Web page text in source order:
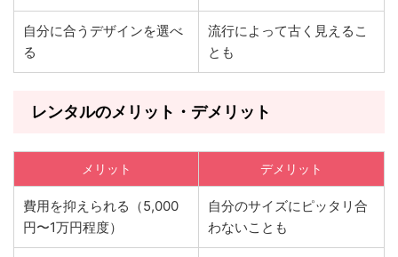
自分に合うデザインを選べ
る
流行によって古く見えるこ
とも
レンタルのメリット・デメリット
メリット デメリット
費用を抑えられる（5,000
円〜1万円程度）
自分のサイズにピッタリ合
わないことも